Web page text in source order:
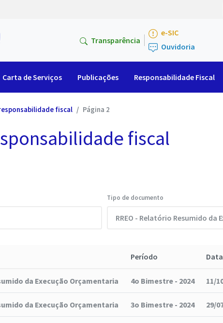
Transparência
e-SIC
Ouvidoria
Carta de Serviços Publicações Responsabilidade Fiscal
fiscal Página 2
fiscal
Tipo de documento
Período
da Execução Orçamentaria 4o Bimestre - 2024 11/
da Execução Orçamentaria 3o Bimestre - 2024 29/